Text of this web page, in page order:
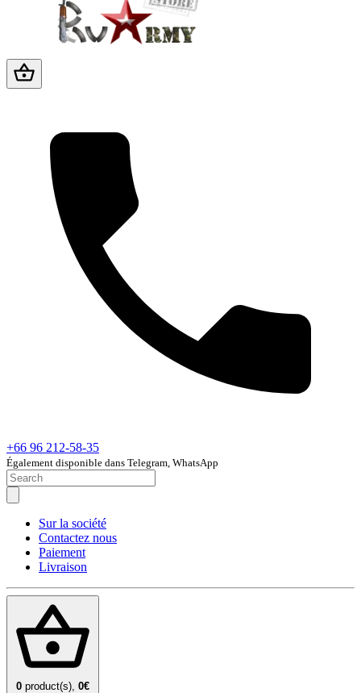
+66 96 212-58-35
Également disponible dans Telegram, WhatsApp
Sur la société
Contactez nous
Paiement
Livraison
0 product(s), 0€